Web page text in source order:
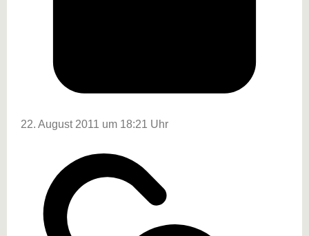
22. August 2011 um 18:21 Uhr